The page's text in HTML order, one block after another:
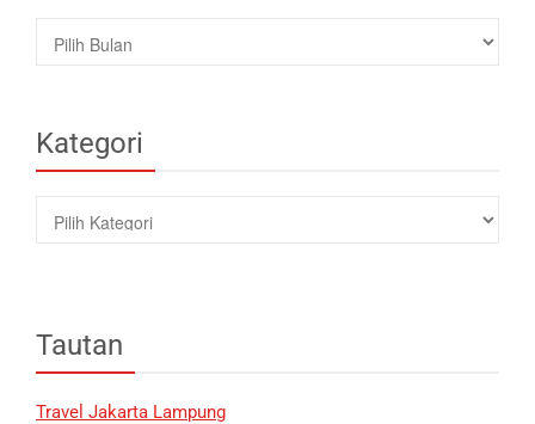
Kategori
Tautan
Travel Jakarta Lampung